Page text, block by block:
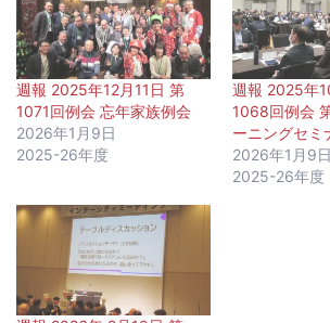
週報 2025年12月11日 第
1071回例会 忘年家族例会
2026年1月9日
2025-26年度
週報 2025年
1068回例会
ーニングセミ
2026年1月9日
2025-26年度